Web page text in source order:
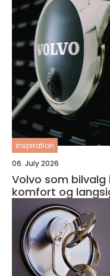
inspiration
06. July 2026
Volvo som bilvalg
komfort og